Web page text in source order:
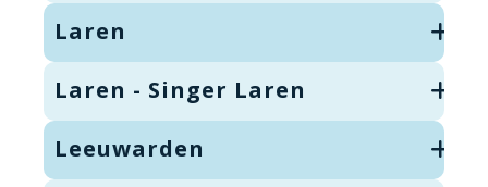
Laren
Laren - Singer Laren
Leeuwarden